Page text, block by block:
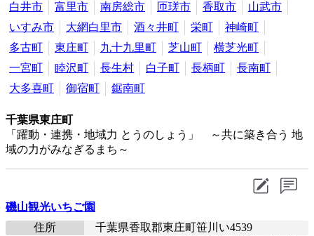
白井市
富里市 南房総市 匝瑳市 香取市
山武市
いすみ市
大網白里市 酒々井町 栄町
神崎町
多古町
東庄町 九十九里町 芝山町
横芝光町
一宮町
睦沢町 長生村 白子町 長柄町
長南町
大多喜町
御宿町 鋸南町
千葉県東庄町
「躍動・連携・地域力 とうのしょう」 ～共に築き合う 地
域の力がみなぎるまち～
磯山観光いちご園
住所
千葉県香取郡東庄町笹川い4539